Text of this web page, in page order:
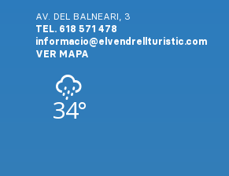
AV. DEL BALNEARI, 3
TEL. 618 571 478
informacio@elvendrellturistic.com
VER MAPA
34°